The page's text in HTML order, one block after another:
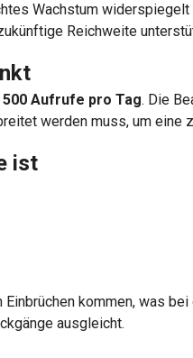
Wachstum widerspiegelt
Reichweite
500 Aufrufe pro Tag. Die
werden muss, um
ist
kommen, was
ausgleicht.